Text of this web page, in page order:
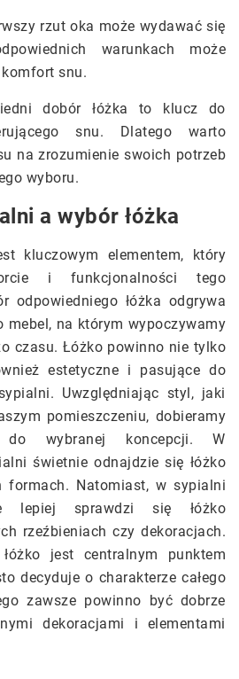
rzut oka może wydawać się
warunkach może
snu.
dobór łóżka to klucz do
snu. Dlatego warto
na zrozumienie swoich potrzeb
wyboru.
a wybór łóżka
kluczowym elementem, który
i funkcjonalności tego
odpowiedniego łóżka odgrywa
mebel, na którym wypoczywamy
czasu. Łóżko powinno nie tylko
estetyczne i pasujące do
Uwzględniając styl, jaki
pomieszczeniu, dobieramy
do wybranej koncepcji. W
świetnie odnajdzie się łóżko
formach. Natomiast, w sypialni
lepiej sprawdzi się łóżko
rzeźbieniach czy dekoracjach.
jest centralnym punktem
decyduje o charakterze całego
zawsze powinno być dobrze
dekoracjami i elementami